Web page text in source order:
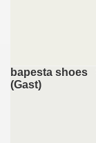
bapesta shoes
(Gast)